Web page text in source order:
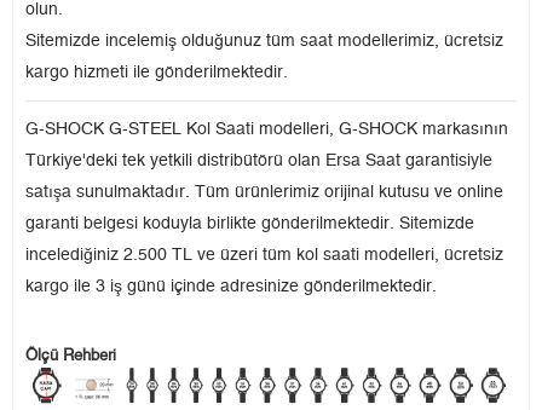
olun.
Sitemizde incelemiş olduğunuz tüm saat modellerimiz, ücretsiz
kargo hizmeti ile gönderilmektedir.
G-SHOCK G-STEEL Kol Saati modelleri, G-SHOCK markasının
Türkiye'deki tek yetkili distribütörü olan Ersa Saat garantisiyle
satışa sunulmaktadır. Tüm ürünlerimiz orijinal kutusu ve online
garanti belgesi koduyla birlikte gönderilmektedir. Sitemizde
incelediğiniz 2.500 TL ve üzeri tüm kol saati modelleri, ücretsiz
kargo ile 3 iş günü içinde adresinize gönderilmektedir.
Ölçü Rehberi